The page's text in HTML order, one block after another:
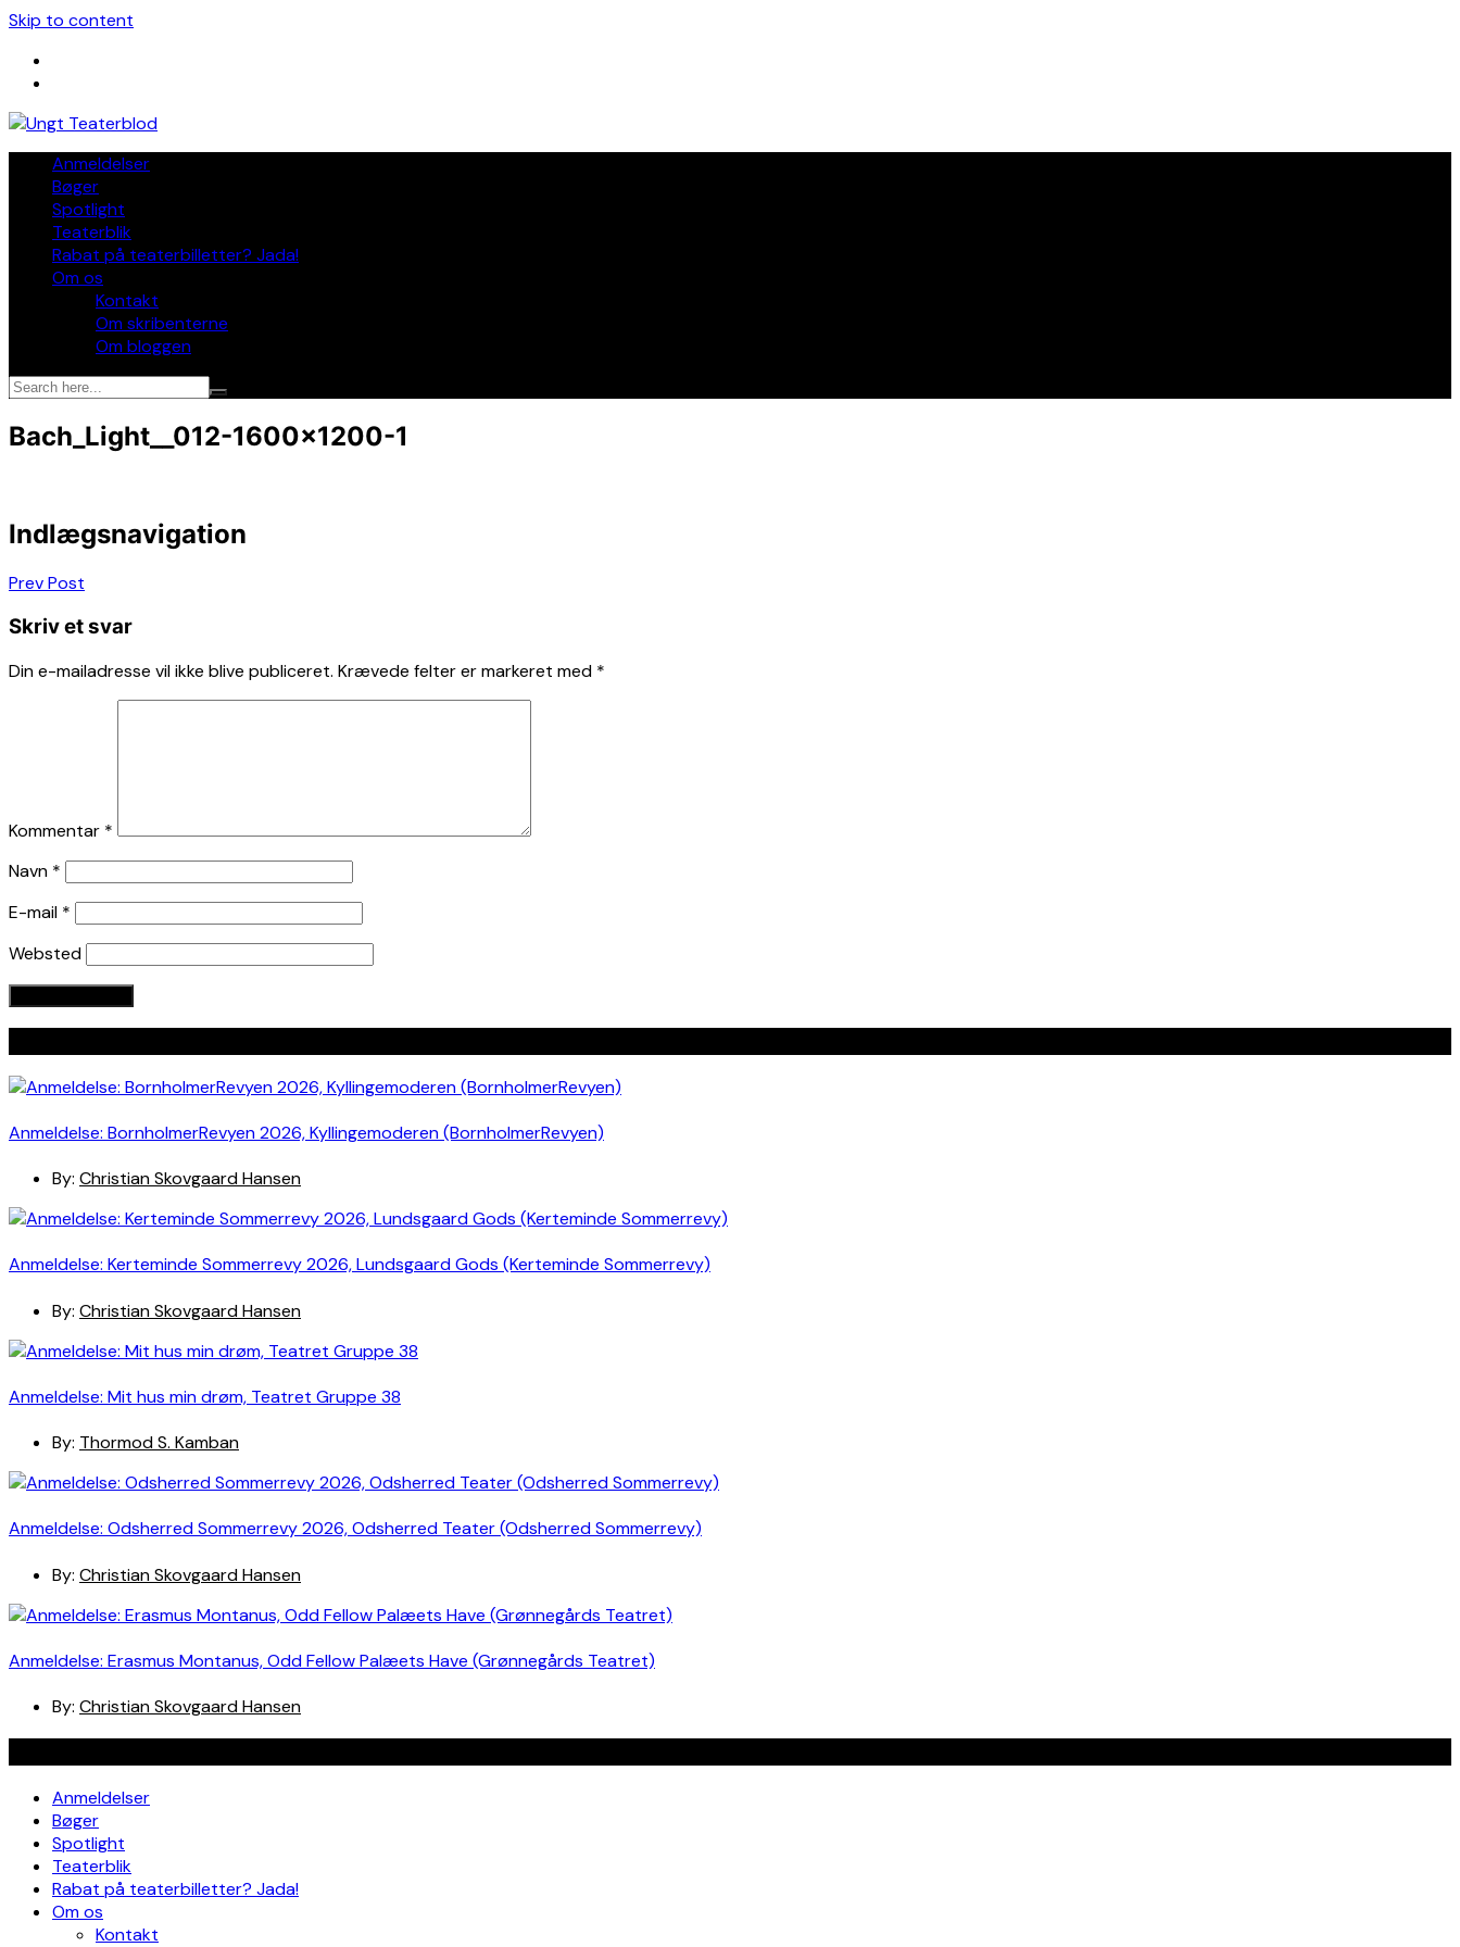
Skip to content
Anmeldelser
Bøger
Spotlight
Teaterblik
Rabat på teaterbilletter? Jada!
Om os
Kontakt
Om skribenterne
Om bloggen
Bach_Light__012-1600×1200-1
Indlægsnavigation
Prev Post
Skriv et svar
Din e-mailadresse vil ikke blive publiceret. Krævede felter er markeret med *
Kommentar *
Navn *
E-mail *
Websted
Anmeldelse: BornholmerRevyen 2026, Kyllingemoderen (BornholmerRevyen)
By: Christian Skovgaard Hansen
Anmeldelse: Kerteminde Sommerrevy 2026, Lundsgaard Gods (Kerteminde Sommerrevy)
By: Christian Skovgaard Hansen
Anmeldelse: Mit hus min drøm, Teatret Gruppe 38
By: Thormod S. Kamban
Anmeldelse: Odsherred Sommerrevy 2026, Odsherred Teater (Odsherred Sommerrevy)
By: Christian Skovgaard Hansen
Anmeldelse: Erasmus Montanus, Odd Fellow Palæets Have (Grønnegårds Teatret)
By: Christian Skovgaard Hansen
Anmeldelser
Bøger
Spotlight
Teaterblik
Rabat på teaterbilletter? Jada!
Om os
Kontakt